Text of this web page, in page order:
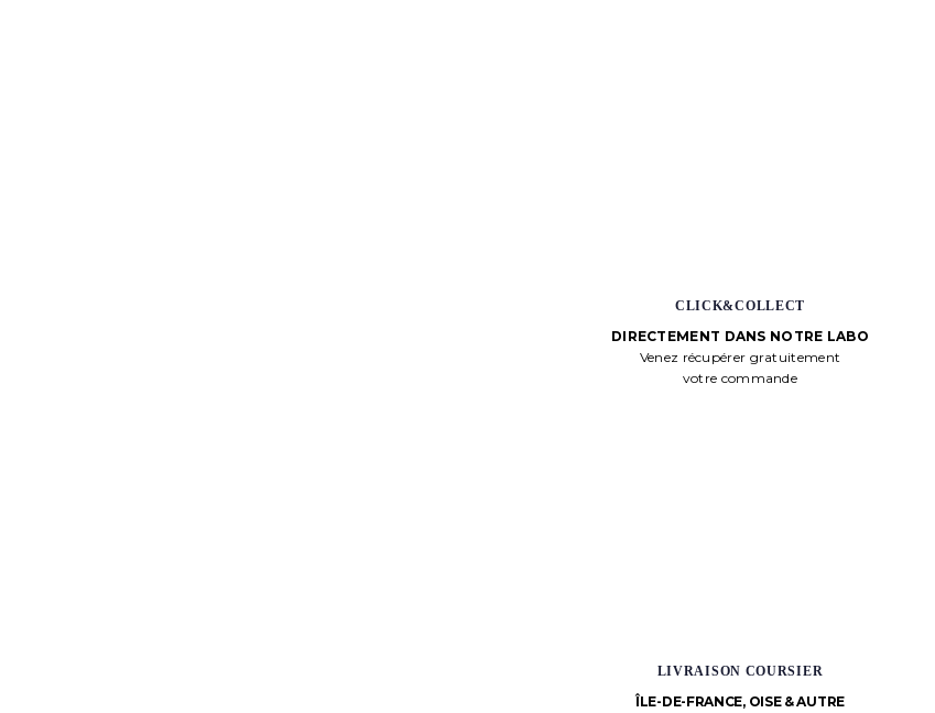
CLICK&COLLECT
DIRECTEMENT DANS NOTRE LABO
Venez récupérer gratuitement
votre commande
LIVRAISON COURSIER
ÎLE-DE-FRANCE, OISE & AUTRE